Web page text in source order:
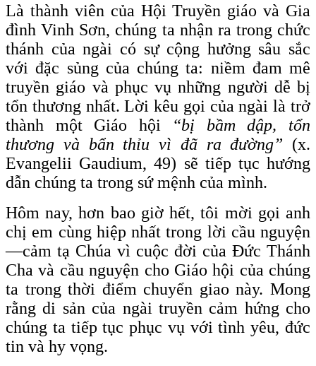
Là thành viên của Hội Truyền giáo và Gia
đình Vinh Sơn, chúng ta nhận ra trong chức
thánh của ngài có sự cộng hưởng sâu sắc
với đặc sủng của chúng ta: niềm đam mê
truyền giáo và phục vụ những người dễ bị
tổn thương nhất. Lời kêu gọi của ngài là trở
thành một Giáo hội “bị bầm dập, tổn
thương và bẩn thỉu vì đã ra đường” (x.
Evangelii Gaudium, 49) sẽ tiếp tục hướng
dẫn chúng ta trong sứ mệnh của mình.
Hôm nay, hơn bao giờ hết, tôi mời gọi anh
chị em cùng hiệp nhất trong lời cầu nguyện
—cảm tạ Chúa vì cuộc đời của Đức Thánh
Cha và cầu nguyện cho Giáo hội của chúng
ta trong thời điểm chuyển giao này. Mong
rằng di sản của ngài truyền cảm hứng cho
chúng ta tiếp tục phục vụ với tình yêu, đức
tin và hy vọng.